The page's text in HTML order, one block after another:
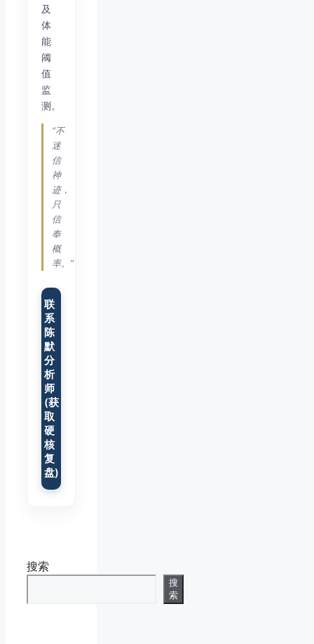
及
体
能
阈
值
监
测。
“不
迷
信
神
迹，
只
信
奉
概
率。”
联
系
陈
默
分
析
师
(获
取
硬
核
复
盘)
搜索
搜
索